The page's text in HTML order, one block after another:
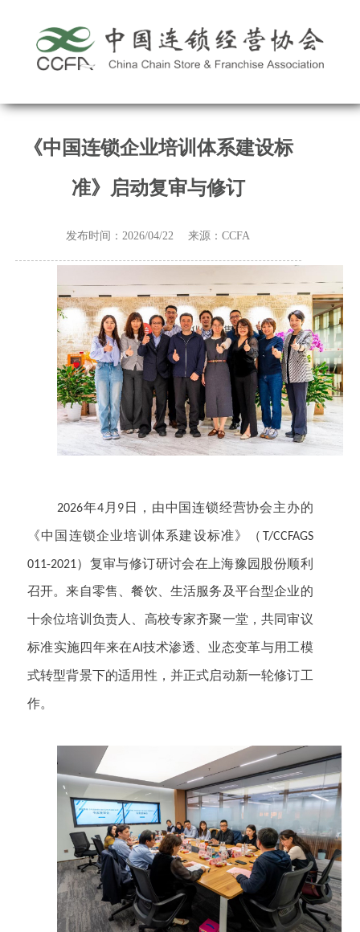
《中国连锁企业培训体系建设标
准》启动复审与修订
发布时间：2026/04/22 来源：CCFA
2026年4月 9 日，由中国连锁经营协会主办的
《中国连锁企业培训体系建设标准》（ T/CCFAGS
011-2021） 复审与修订研讨会在 上海豫园股份顺利
召开。来自零售、餐饮、生活服务及平台型企业的
十余位培训负责人、 高校专家齐聚一堂，共同审议
标准实施四年来在AI 技术渗透、业态变革与用工模
式转型背景下的适用性，并正式启动新一轮修订工
作。